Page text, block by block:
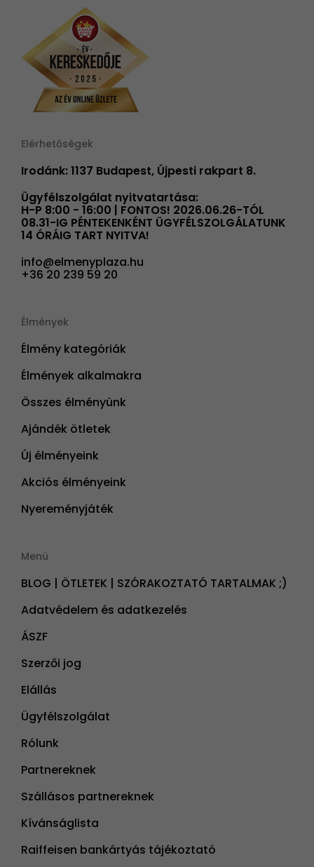
Elérhetőségek
Irodánk: 1137 Budapest, Újpesti rakpart 8.
Ügyfélszolgálat nyitvatartása:
H-P 8:00 - 16:00 | FONTOS! 2026.06.26-TÓL
08.31-IG PÉNTEKENKÉNT ÜGYFÉLSZOLGÁLATUNK
14 ÓRÁIG TART NYITVA!
info@elmenyplaza.hu
+36 20 239 59 20
Élmények
Élmény kategóriák
Élmények alkalmakra
Összes élményünk
Ajándék ötletek
Új élményeink
Akciós élményeink
Nyereményjáték
Menü
BLOG | ÖTLETEK | SZÓRAKOZTATÓ TARTALMAK ;)
Adatvédelem és adatkezelés
ÁSZF
Szerzői jog
Elállás
Ügyfélszolgálat
Rólunk
Partnereknek
Szállásos partnereknek
Kívánságlista
Raiffeisen bankártyás tájékoztató